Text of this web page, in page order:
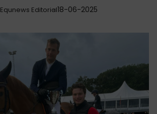
Equnews Editorial18-06-2025